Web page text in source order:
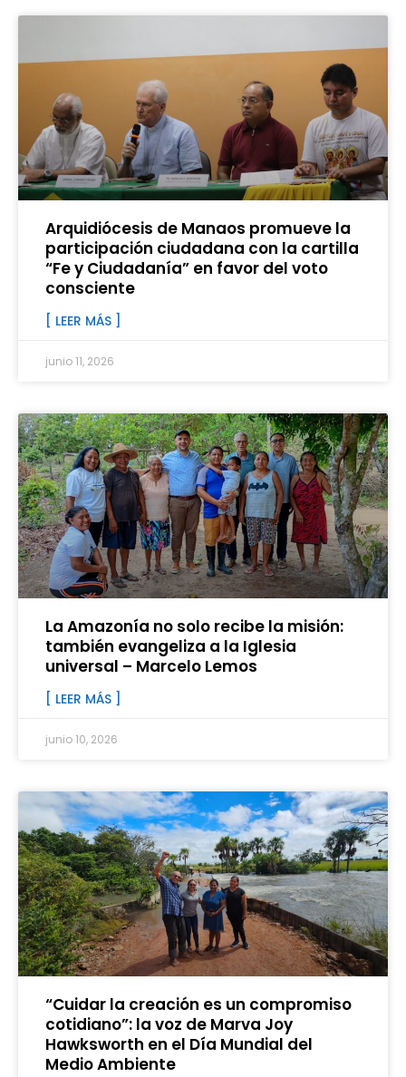
Arquidiócesis de Manaos promueve la
participación ciudadana con la cartilla
“Fe y Ciudadanía” en favor del voto
consciente
[ LEER MÁS ]
junio 11, 2026
La Amazonía no solo recibe la misión:
también evangeliza a la Iglesia
universal – Marcelo Lemos
[ LEER MÁS ]
junio 10, 2026
“Cuidar la creación es un compromiso
cotidiano”: la voz de Marva Joy
Hawksworth en el Día Mundial del
Medio Ambiente